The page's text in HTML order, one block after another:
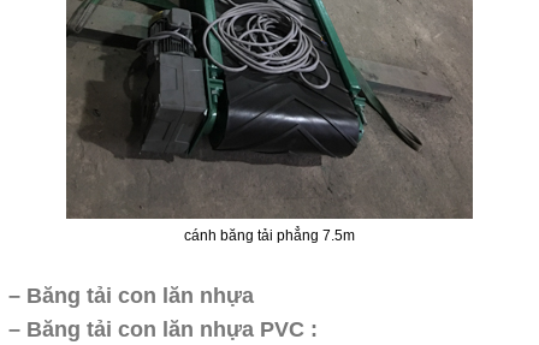
cánh băng tải phẳng 7.5m
– Băng tải con lăn nhựa
– Băng tải con lăn nhựa PVC :